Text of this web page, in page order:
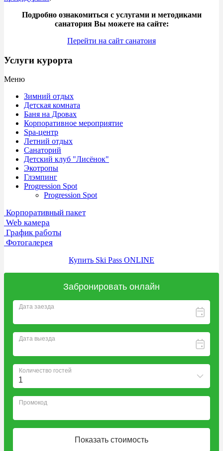
Подробно ознакомиться с услугами и методиками
санатория Вы можете на сайте:
Перейти на сайт санатоия
Услуги курорта
Меню
Зимний отдых
Детская комната
Баня на Дровах
Корпоративное мероприятие
Spa-центр
Летний отдых
Санаторий
Детский клуб "Лисёнок"
Экотропы
Глэмпинг
Progression Spot
Progression Spot
Корпоративный пакет
Web камера
График работы
Фотогалерея
Купить Ski Pass ONLINE